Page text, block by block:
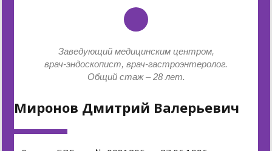
Миронов Дмитрий Валерьевич
Заведующий медицинским центром,
врач-эндоскопист, врач-гастроэнтеролог.
Общий стаж – 28 лет.